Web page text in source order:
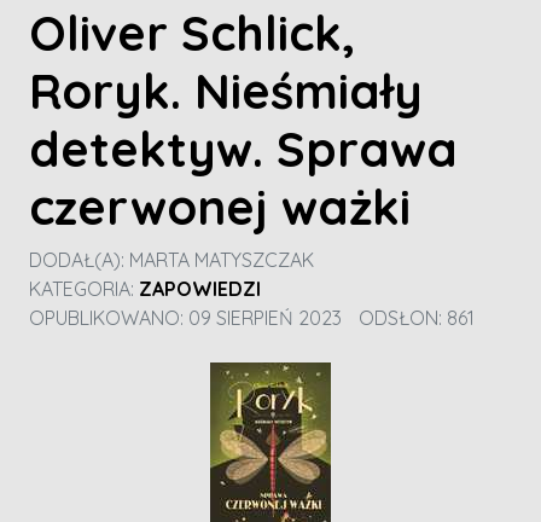
Oliver Schlick,
Roryk. Nieśmiały
detektyw. Sprawa
czerwonej ważki
DODAŁ(A): MARTA MATYSZCZAK
KATEGORIA: ZAPOWIEDZI
OPUBLIKOWANO: 09 SIERPIEŃ 2023
ODSŁON: 861